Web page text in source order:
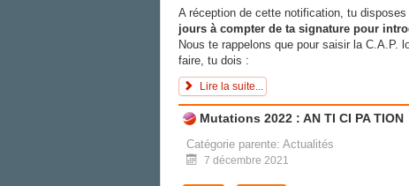
A réception de cette notification, tu
jours à compter de ta signature pour
Nous te rappelons que pour saisir la C.A.P.
faire, tu dois :
Lire la suite...
Mutations 2022 : AN TI CI PA TION
Catégorie parente: Actualités
7 décembre 2021